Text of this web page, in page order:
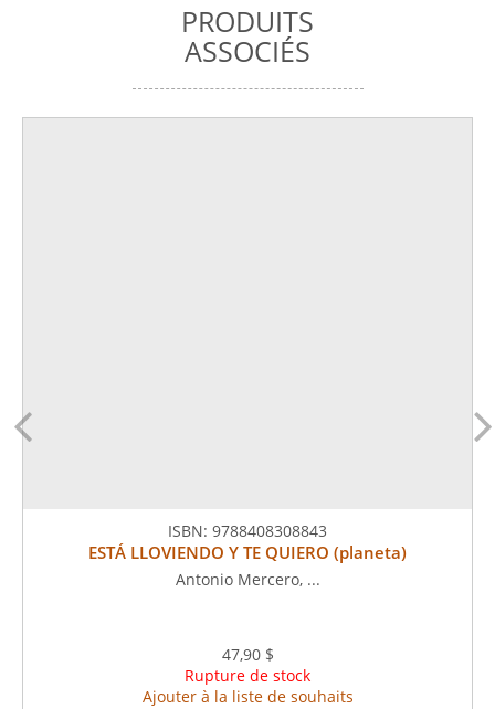
PRODUITS
ASSOCIÉS
ISBN: 9788408308843
ESTÁ LLOVIENDO Y TE QUIERO (planeta)
Antonio Mercero, ...
47,90 $
Rupture de stock
Ajouter à la liste de souhaits